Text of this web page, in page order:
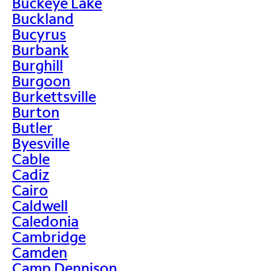
Buckland
Bucyrus
Burbank
Burghill
Burgoon
Burkettsville
Burton
Butler
Byesville
Cable
Cadiz
Cairo
Caldwell
Caledonia
Cambridge
Camden